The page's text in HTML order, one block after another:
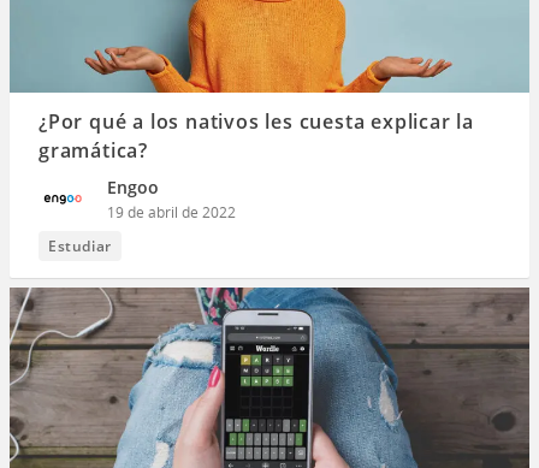
¿Por qué a los nativos les cuesta explicar la
gramática?
Engoo
19 de abril de 2022
Estudiar